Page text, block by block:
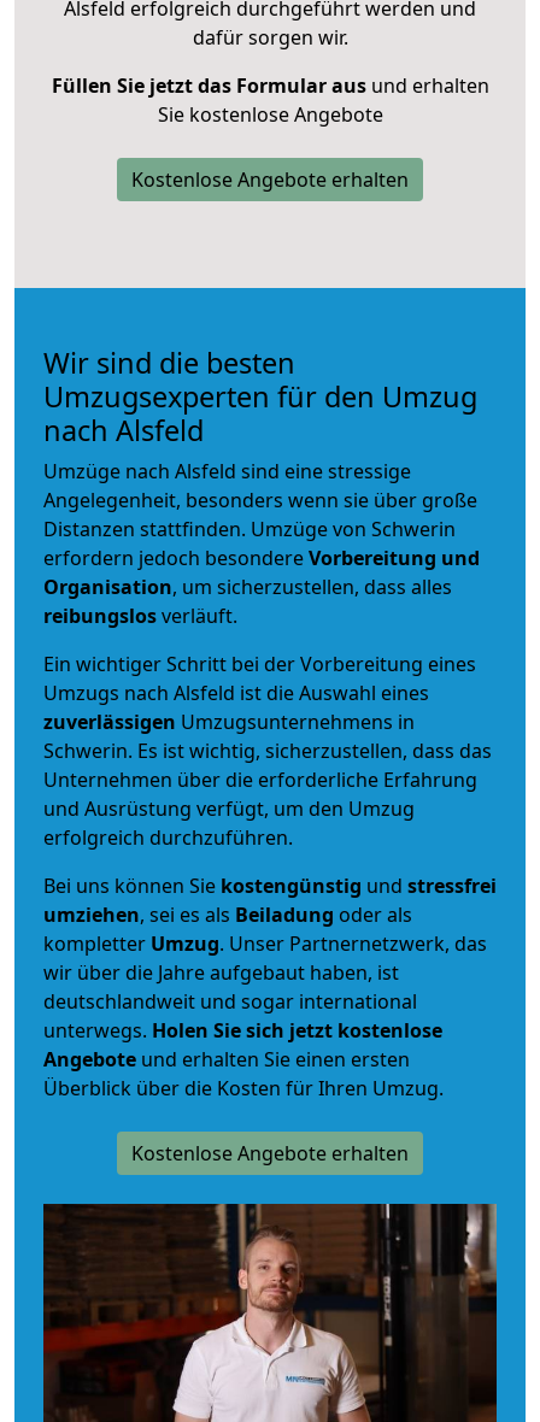
Alsfeld erfolgreich durchgeführt werden und
dafür sorgen wir.
Füllen Sie jetzt das Formular ausund erhalten
Sie kostenlose Angebote
Kostenlose Angebote erhalten
Wir sind die besten
Umzugsexperten für den Umzug
nach Alsfeld
Umzüge nach Alsfeld sind eine stressige
Angelegenheit, besonders wenn sie über große
Distanzen stattfinden. Umzüge von Schwerin
erfordern jedoch besondereVorbereitung und
Organisation, um sicherzustellen, dass alles
reibungslosverläuft.
Ein wichtiger Schritt bei der Vorbereitung eines
Umzugs nach Alsfeld ist die Auswahl eines
zuverlässigen Umzugsunternehmens in
Schwerin. Es ist wichtig, sicherzustellen, dass das
Unternehmen über die erforderliche Erfahrung
und Ausrüstung verfügt, um den Umzug
erfolgreich durchzuführen.
Bei uns können Sie kostengünstig und stressfrei
umziehen, sei es als Beiladung oder als
kompletter Umzug. Unser Partnernetzwerk, das
wir über die Jahre aufgebaut haben, ist
deutschlandweit und sogar international
unterwegs. Holen Sie sich jetzt kostenlose
Angebote und erhalten Sie einen ersten
Überblick über die Kosten für Ihren Umzug.
Kostenlose Angebote erhalten